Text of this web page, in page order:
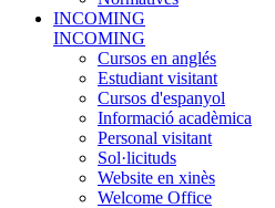
INCOMING
INCOMING
Cursos en anglés
Estudiant visitant
Cursos d'espanyol
Informació acadèmica
Personal visitant
Sol·licituds
Website en xinès
Welcome Office